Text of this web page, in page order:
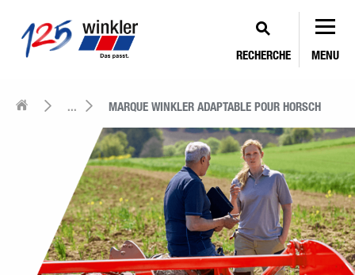
RECHERCHE MENU
... MARQUE WINKLER ADAPTABLE POUR HORSCH